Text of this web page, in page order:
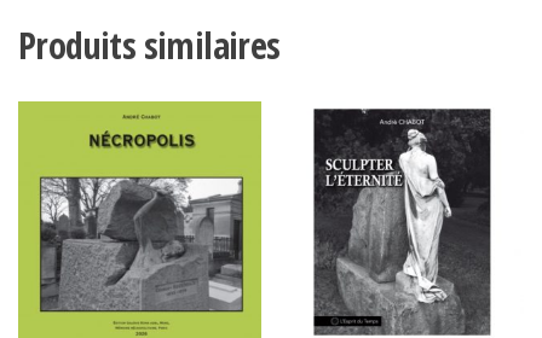
Produits similaires